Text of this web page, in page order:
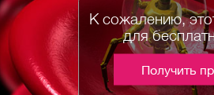
К сожалению,
для
Получить